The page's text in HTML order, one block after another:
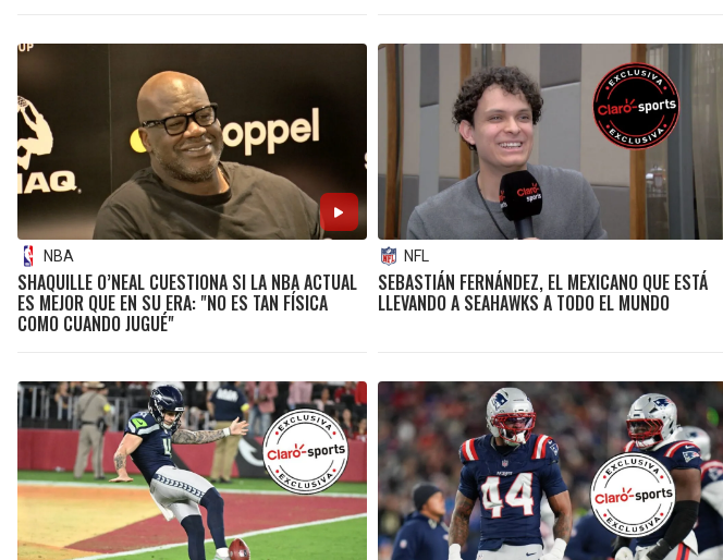
NBA
SHAQUILLE O’NEAL CUESTIONA SI LA NBA ACTUAL
ES MEJOR QUE EN SU ERA: "NO ES TAN FÍSICA
COMO CUANDO JUGUÉ"
NFL
SEBASTIÁN FERNÁNDEZ, EL MEXICANO QUE ESTÁ
LLEVANDO A SEAHAWKS A TODO EL MUNDO